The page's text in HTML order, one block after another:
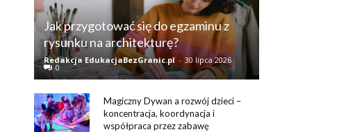
Jak przygotować się do egzaminu z
rysunku na architekturę?
Redakcja EdukacjaBezGranic.pl - 30 lipca 2026
0
Magiczny Dywan a rozwój dzieci –
koncentracja, koordynacja i
współpraca przez zabawę